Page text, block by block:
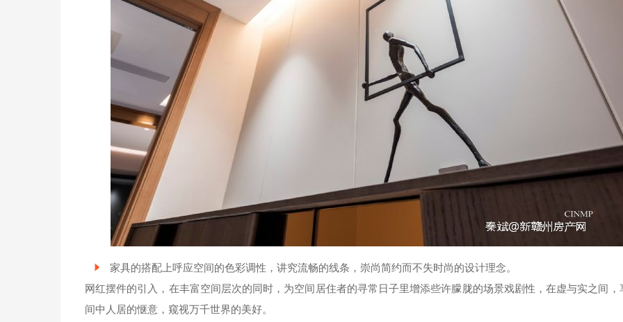
家具的搭配上呼应空间的色彩调性，讲究流畅的线条，崇尚简约而不失时尚的设计理念。
网红摆件的引入，在丰富空间层次的同时，为空间居住者的寻常日子里增添些许朦胧的场景戏剧性，在虚与实之间，
间中人居的惬意，窥视万千世界的美好。